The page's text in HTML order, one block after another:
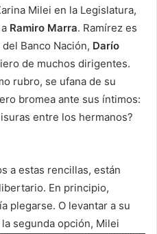
Milei en la Legislatura,
Ramiro Marra. Ramírez es
Banco Nación, Darío
de muchos dirigentes.
rubro, se ufana de su
bromea ante sus íntimos:
entre los hermanos?
a estas rencillas, están
En principio,
plegarse. O levantar a su
segunda opción, Milei